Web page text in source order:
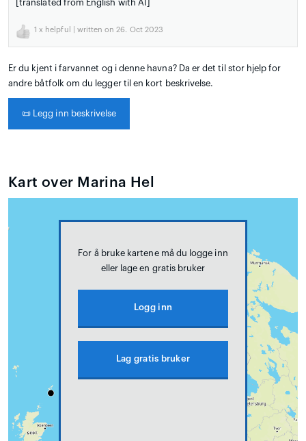
[translated from English with AI]
1 x helpful | written on 26. Oct 2023
Er du kjent i farvannet og i denne havna? Da er det til stor hjelp for
andre båtfolk om du legger til en kort beskrivelse.
📜 Legg inn beskrivelse
Kart over Marina Hel
For å bruke kartene må du logge inn
eller lage en gratis bruker
Logg inn
Lag gratis bruker